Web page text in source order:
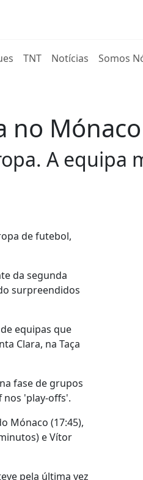
TNT Notícias Somos
no Mónaco
A equipa
de futebol,
da segunda
surpreendidos
equipas que
Clara, na Taça
fase de grupos
nos 'play-offs'.
Mónaco (17:45),
e Vítor
pela última vez